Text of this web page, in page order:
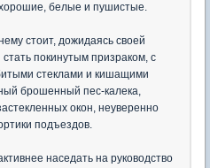
хорошие, белые и пушистые.
стоит, дожидаясь своей
покинутым призраком, с
стеклами и кишащими
брошенный пес-калека,
окон, неуверенно
подъездов.
наседать на руководство